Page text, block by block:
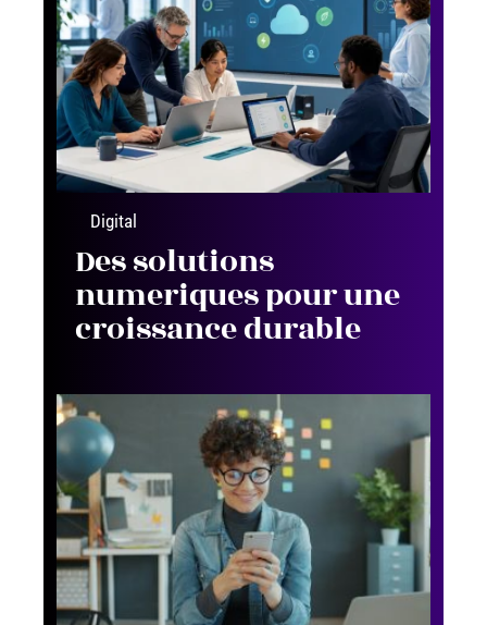
Digital
Des solutions
numeriques pour une
croissance durable